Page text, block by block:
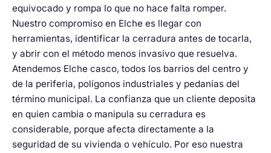
equivocado y rompa lo que no hace falta romper.
Nuestro compromiso en Elche es llegar con
herramientas, identificar la cerradura antes de tocarla,
y abrir con el método menos invasivo que resuelva.
Atendemos Elche casco, todos los barrios del centro y
de la periferia, polígonos industriales y pedanías del
término municipal. La confianza que un cliente deposita
en quien cambia o manipula su cerradura es
considerable, porque afecta directamente a la
seguridad de su vivienda o vehículo. Por eso nuestra